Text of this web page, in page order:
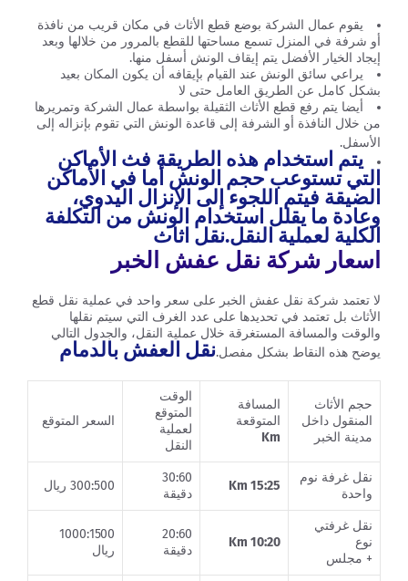
يقوم عمال الشركة بوضع قطع الأثاث في مكان قريب من نافذة
أو شرفة في المنزل تسمع مساحتها للقطع بالمرور من خلالها وبعد
إيجاد الخيار الأفضل يتم إيقاف الونش أسفل منها.
يراعي سائق الونش عند القيام بإيقافه أن يكون المكان بعيد
بشكل كامل عن الطريق العامل حتى لا
أيضا يتم رفع قطع الأثاث الثقيلة بواسطة عمال الشركة وتمريرها
من خلال النافذة أو الشرفة إلى قاعدة الونش التي تقوم بإنزاله إلى
الأسفل.
يتم استخدام هذه الطريقة فث الأماكن
التي تستوعب حجم الونش أما في الأماكن
الضيقة فيتم اللجوء إلى الإنزال اليدوي،
وعادة ما يقلل استخدام الونش من التكلفة
الكلية لعملية النقل.نقل اثاث
اسعار شركة نقل عفش الخبر
لا تعتمد شركة نقل عفش الخبر على سعر واحد في عملية نقل قطع
الأثاث بل تعتمد في تحديدها على عدد الغرف التي سيتم نقلها
والوقت والمسافة المستغرقة خلال عملية النقل، والجدول التالي
يوضح هذه النقاط بشكل مفصل.نقل العفش بالدمام
حجم الأثاث
المنقول داخل
مدينة الخبر
المسافة
المتوقعة
Km
الوقت
المتوقع
لعملية
النقل
السعر المتوقع
نقل غرفة نوم
واحدة
15:25 Km
30:60
دقيقة
300:500 ريال
نقل غرفتي
نوع
+ مجلس
10:20 Km
20:60
دقيقة
1000:1500
ريال